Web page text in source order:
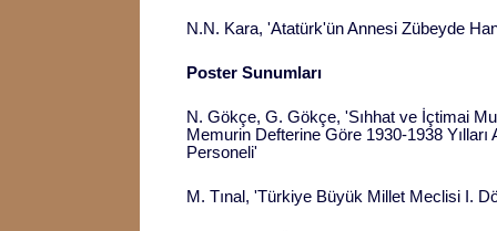
N.N. Kara, 'Atatürk'ün Annesi Zübeyde
Poster Sunumları
N. Gökçe, G. Gökçe, 'Sıhhat ve İçtimai
Memurin Defterine Göre 1930-1938 Yılları
Personeli'
M. Tınal, 'Türkiye Büyük Millet Meclisi I.